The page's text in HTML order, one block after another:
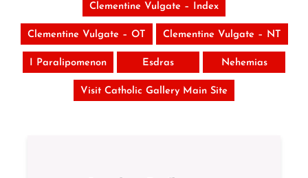
Clementine Vulgate – Index
Clementine Vulgate – OT Clementine Vulgate – NT
I Paralipomenon Esdras Nehemias
Visit Catholic Gallery Main Site